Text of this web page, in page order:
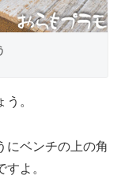
。
にベンチの上の角
よ。